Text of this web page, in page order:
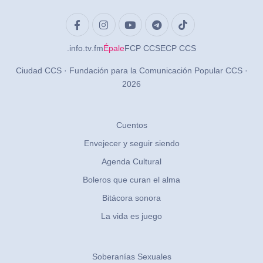
.info .tv .fmÉpaleFCP CCSECP CCS
Ciudad CCS · Fundación para la Comunicación Popular CCS ·
2026
Cuentos
Envejecer y seguir siendo
Agenda Cultural
Boleros que curan el alma
Bitácora sonora
La vida es juego
Soberanías Sexuales